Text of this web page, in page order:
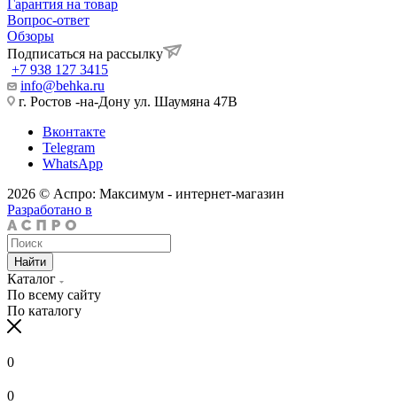
Гарантия на товар
Вопрос-ответ
Обзоры
Подписаться на рассылку
+7 938 127 3415
info@behka.ru
г. Ростов -на-Дону ул. Шаумяна 47В
Вконтакте
Telegram
WhatsApp
2026 © Аспро: Максимум - интернет-магазин
Разработано в
Найти
Каталог
По всему сайту
По каталогу
0
0